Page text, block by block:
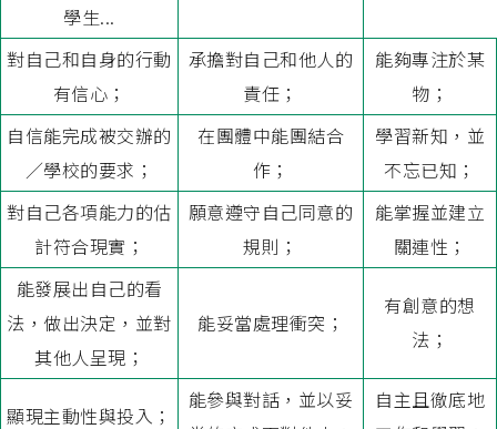
學生...
對自己和自身的行動
有信心；
承擔對自己和他人的
責任；
能夠專注於某
物；
自信能完成被交辦的
／學校的要求；
在團體中能團結合
作；
學習新知，並
不忘已知；
對自己各項能力的估
計符合現實；
願意遵守自己同意的
規則；
能掌握並建立
關連性；
能發展出自己的看
法，做出決定，並對
其他人呈現；
能妥當處理衝突；
有創意的想
法；
顯現主動性與投入；
能參與對話，並以妥
自主且徹底地